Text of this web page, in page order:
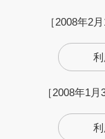
［2008年2
［2008年1